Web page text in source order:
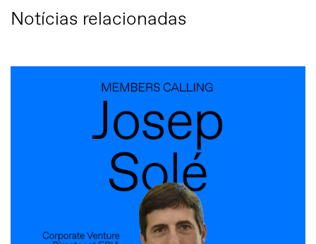
Notícias relacionadas